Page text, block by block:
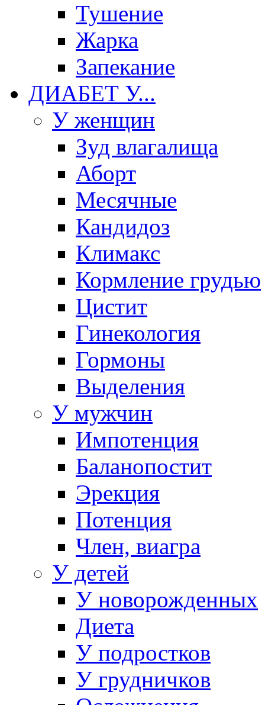
Тушение
Жарка
Запекание
ДИАБЕТ У...
У женщин
Зуд влагалища
Аборт
Месячные
Кандидоз
Климакс
Кормление грудью
Цистит
Гинекология
Гормоны
Выделения
У мужчин
Импотенция
Баланопостит
Эрекция
Потенция
Член, виагра
У детей
У новорожденных
Диета
У подростков
У грудничков